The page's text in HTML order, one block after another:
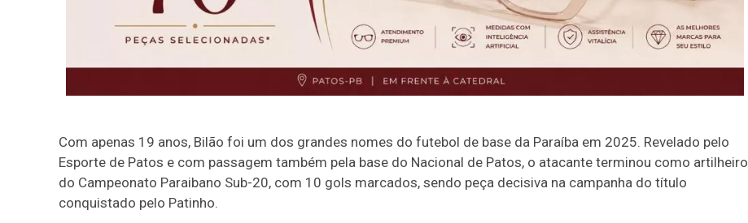
Com apenas 19 anos, Bilão foi um dos grandes nomes do futebol de base da Paraíba em 2025. Revelado pelo
Esporte de Patos e com passagem também pela base do Nacional de Patos, o atacante terminou como artilheiro
do Campeonato Paraibano Sub-20, com 10 gols marcados, sendo peça decisiva na campanha do título
conquistado pelo Patinho.